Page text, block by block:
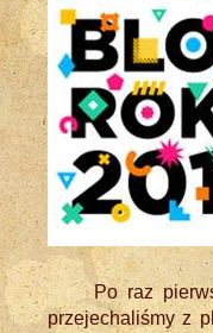
Po raz
przejechaliśmy z